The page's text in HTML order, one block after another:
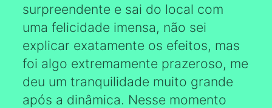
surpreendente e sai do local com
uma felicidade imensa, não sei
explicar exatamente os efeitos, mas
foi algo extremamente prazeroso, me
deu um tranquilidade muito grande
após a dinâmica. Nesse momento